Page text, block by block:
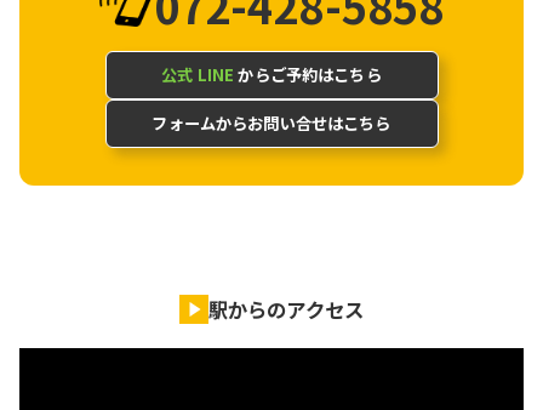
公式 LINE からご予約はこちら
フォームからお問い合せはこちら
駅からのアクセス